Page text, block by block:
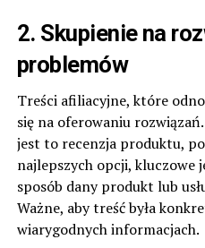
2. Skupienie na
problemów
Treści afiliacyjne, które
się na oferowaniu
jest to recenzja produktu,
najlepszych opcji, kluczowe
sposób dany produkt lub
Ważne, aby treść była
wiarygodnych informacjach.